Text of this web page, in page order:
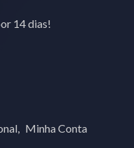
14 dias!
Minha Conta